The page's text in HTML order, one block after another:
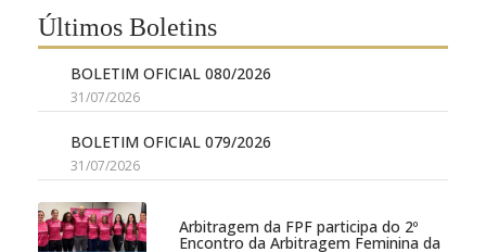
Últimos Boletins
BOLETIM OFICIAL 080/2026
31/07/2026
BOLETIM OFICIAL 079/2026
31/07/2026
Arbitragem da FPF participa do 2º
Encontro da Arbitragem Feminina da